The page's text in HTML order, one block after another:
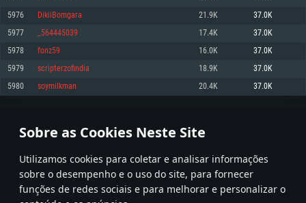
Sobre as Cookies Neste Site
Utilizamos cookies para coletar e analisar informações
sobre o desempenho e o uso do site, para fornecer
funções de redes sociais e para melhorar e personalizar o
Recomendado
superior, Radeon RX 570 ou superior
Disco: 75,9 GB
Recomendado
Network: Internet de banda larga.
Recomendado
Sistema Operativo: Ubuntu 20.04 64bit
Processador: Intel Core i7
Memória: 16 GB
Placa Gráfica: NVIDIA 1060 com os drivers mais recentes (não mais de 6
meses) / equivalentes AMD (Radeon RX 570) com os drivers mais recentes
Network: Internet de banda larga.
5976 DikiiBomgara 21.9K 37.0K
5977 _564445039 17.4K 37.0K
5978 fonz59 16.0K 37.0K
5979 scripterzofindia 18.9K 37.0K
5980 soymilkman 20.4K 37.0K